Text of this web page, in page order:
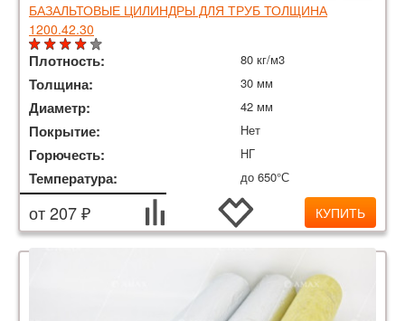
БАЗАЛЬТОВЫЕ ЦИЛИНДРЫ ДЛЯ ТРУБ ТОЛЩИНА
1200.42.30
Плотность: 80 кг/м3
Толщина: 30 мм
Диаметр: 42 мм
Покрытие: Нет
Горючесть: НГ
Температура: до 650°С
от 207 ₽ КУПИТЬ